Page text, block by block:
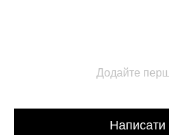
Додайте
Написати